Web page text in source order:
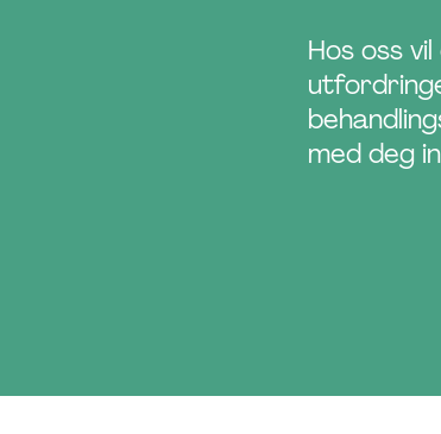
Hos oss
med deg